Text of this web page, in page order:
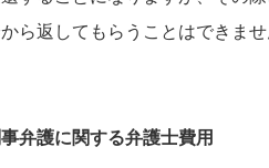
ら返してもらうことはできませ
弁護に関する弁護士費用